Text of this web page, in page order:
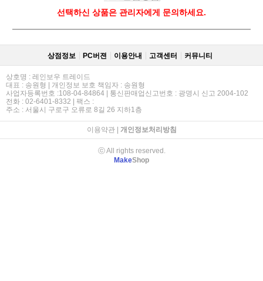
선택하신 상품은 관리자에게 문의하세요.
상점정보 PC버젼 이용안내 고객센터 커뮤니티
상호명 : 레인보우 트레이드
대표 : 송원형 | 개인정보 보호 책임자 : 송원형
사업자등록번호 :108-04-84864 | 통신판매업신고번호 : 광명시 신고 2004-102
전화 : 02-6401-8332 | 팩스 :
주소 : 서울시 구로구 오류로 8길 26 지하1층
이용약관| 개인정보처리방침
ⓒ All rights reserved.
MakeShop